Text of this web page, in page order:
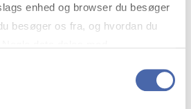
enhed og browser du besøger
besøger os fra, og hvordan du
selv - og kan altid trække
Kultur og samfund